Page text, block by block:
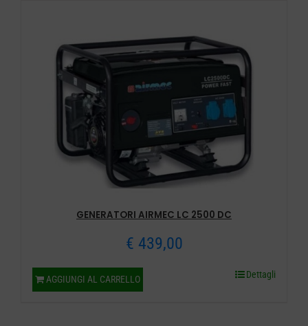
GENERATORI AIRMEC LC 2500 DC
€ 439,00
AGGIUNGI AL CARRELLO Dettagli